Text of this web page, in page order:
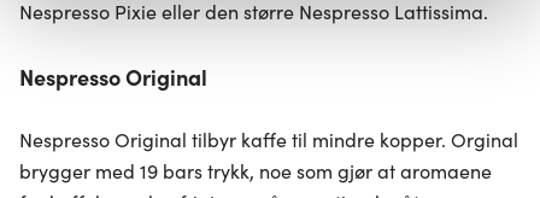
annonser et personlig preg, for å levere sosiale
dessuten informasjon om hvordan du bruker nettstedet
vårt, med partnerne våre innen sosiale medier,
Nespresso Pixie eller den større Nespresso Lattissima.
Nespresso Original
Nespresso Original tilbyr kaffe til mindre kopper. Orginal
brygger med 19 bars trykk, noe som gjør at aromaene